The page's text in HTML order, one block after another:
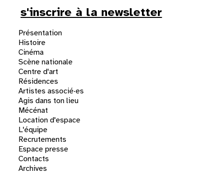
s'inscrire à la newsletter
Présentation
Histoire
Cinéma
Scène nationale
Centre d'art
Résidences
Artistes associé·es
Agis dans ton lieu
Mécénat
Location d'espace
L'équipe
Recrutements
Espace presse
Contacts
Archives